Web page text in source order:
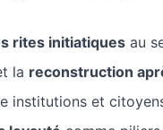
rites initiatiques au
la reconstruction
institutions et